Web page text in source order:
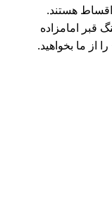
قبر امامزاده
ما بخواهید.